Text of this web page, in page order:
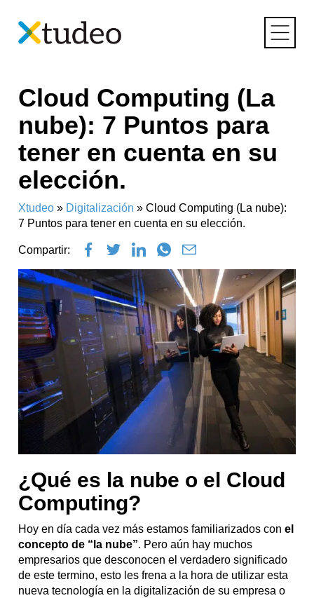
contentCloud Computing (La
nube): 7 Puntos para
tener en cuenta en su
elección.
Xtudeo » Digitalización »Cloud Computing (La nube):
7 Puntos para tener en cuenta en su elección.
Compartir:
¿Qué es la nube o el Cloud
Computing?
Hoy en día cada vez más estamos familiarizados conel
concepto de “la nube”. Pero aún hay muchos
empresarios que desconocen el verdadero significado
de este termino, esto les frena a la hora de utilizar esta
nueva tecnología en la digitalización de su empresa o